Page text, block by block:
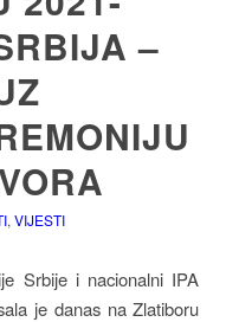
–
, VIJESTI
Srbije i nacionalni IPA
je danas na Zlatiboru